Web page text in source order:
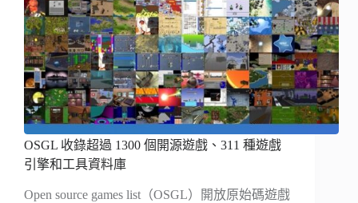
OSGL 收錄超過 1300 個開源遊戲、311 種遊戲
引擎和工具資料庫
Open source games list（OSGL）開放原始碼遊戲